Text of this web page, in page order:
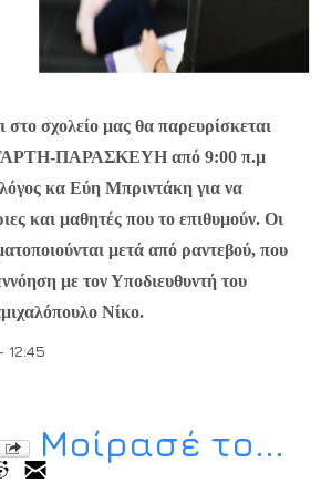
στο σχολείο μας θα παρευρίσκεται
ΠΑΡΑΣΚΕΥΗ από 9:00 π.μ
κα Εύη Μπριντάκη για να
και μαθητές που το επιθυμούν. Οι
μετά από ραντεβού, που
με τον Υποδιευθυντή του
Νίκο.
12:45
Μοίρασέ το...